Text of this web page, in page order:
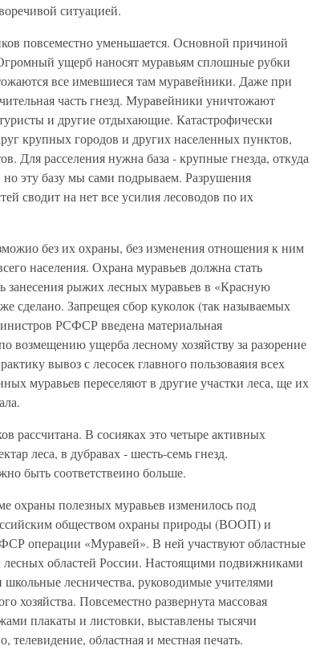
ситуацией.
повсеместно уменьшается. Основной причиной
ущерб наносят муравьям сплошные рубки
все имевшиеся там муравейники. Даже при
часть гнезд. Муравейники уничтожают
и другие отдыхающие. Катастрофически
крупных городов и других населенных пунктов,
Для расселения нужна база - крупные гнезда, откуда
эту базу мы сами подрываем. Разрушения
сводит на нет все усилия лесоводов по их
без их охраны, без изменения отношения к ним
населения. Охрана муравьев должна стать
занесения рыжих лесных муравьев в «Красную
сделано. Запрещея сбор куколок (так называемых
РСФСР введена материальная
возмещению ущерба лесному хозяйству за разорение
вывоз с лесосек главного пользоваяия всех
муравьев переселяют в другие участки леса, ще их
рассчитана. В сосияках это четыре активных
леса, в дубравах - шесть-семь гнезд.
быть соответствеино больше.
охраны полезных муравьев изменилось под
обществом охраны природы (ВООП) и
операции «Муравей». В ней участвуют областные
областей России. Настоящими подвижниками
школьные лесничества, руководимые учителями
хозяйства. Повсеместно развернута массовая
плакаты и листовки, выставлены тысячи
областная и местная печать.